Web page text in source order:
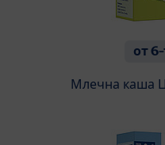
от
Млечна каша